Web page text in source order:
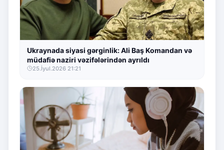
Ukraynada siyasi gərginlik: Ali Baş Komandan və
müdafiə naziri vəzifələrindən ayrıldı
25.İyul.2026 21:21